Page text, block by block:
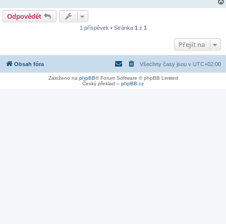
Odpovědět
1 příspěvek • Stránka 1 z 1
Přejít na
Obsah fóra Všechny časy jsou v UTC+02:00
Založeno na phpBB® Forum Software © phpBB Limited
Český překlad – phpBB.cz